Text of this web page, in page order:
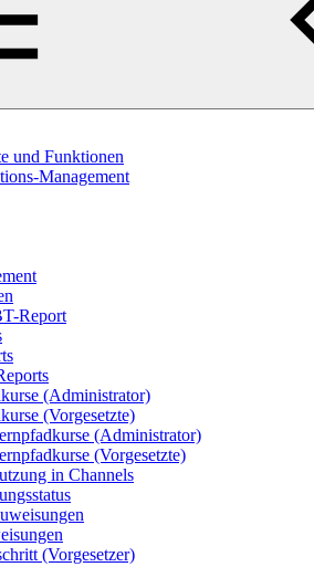
und Funktionen
Management
Report
(Administrator)
(Vorgesetzte)
(Administrator)
(Vorgesetzte)
in Channels
(Vorgesetzer)